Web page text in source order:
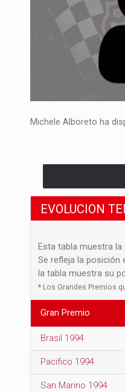
Michele Alboreto ha
EVOLUCION
Esta tabla muestra la
Se refleja la posición
la tabla muestra su
* Los Grandes Premios
Gran Premio
Brasil 1994
Pacifico 1994
San Marino 1994